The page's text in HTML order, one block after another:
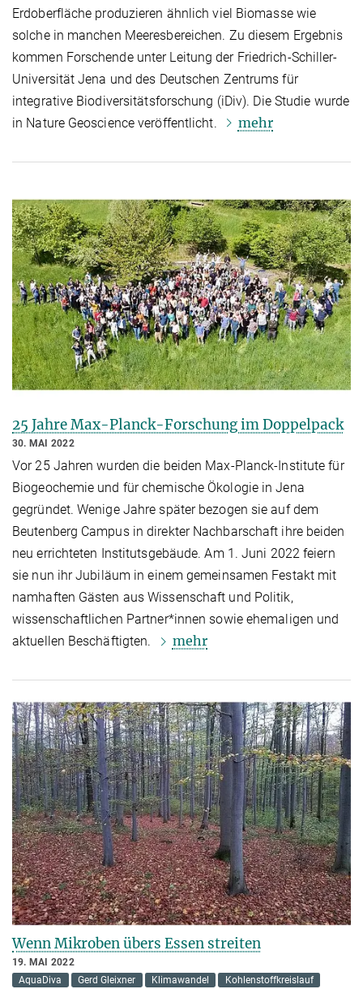
Erdoberfläche produzieren ähnlich viel Biomasse wie
solche in manchen Meeresbereichen. Zu diesem Ergebnis
kommen Forschende unter Leitung der Friedrich-Schiller-
Universität Jena und des Deutschen Zentrums für
integrative Biodiversitätsforschung (iDiv). Die Studie wurde
in Nature Geoscience veröffentlicht.
mehr
25 Jahre Max-Planck-Forschung im Doppelpack
30. MAI 2022
Vor 25 Jahren wurden die beiden Max-Planck-Institute für
Biogeochemie und für chemische Ökologie in Jena
gegründet. Wenige Jahre später bezogen sie auf dem
Beutenberg Campus in direkter Nachbarschaft ihre beiden
neu errichteten Institutsgebäude. Am 1. Juni 2022 feiern
sie nun ihr Jubiläum in einem gemeinsamen Festakt mit
namhaften Gästen aus Wissenschaft und Politik,
wissenschaftlichen Partner*innen sowie ehemaligen und
aktuellen Beschäftigten.
mehr
Wenn Mikroben übers Essen streiten
19. MAI 2022
AquaDiva
Gerd Gleixner Klimawandel Kohlenstoffkreislauf